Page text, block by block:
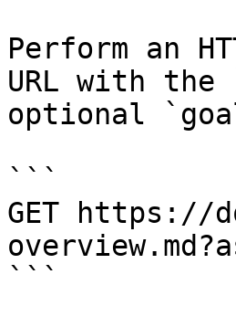
Perform an
URL with the
optional
```
GET https://
```